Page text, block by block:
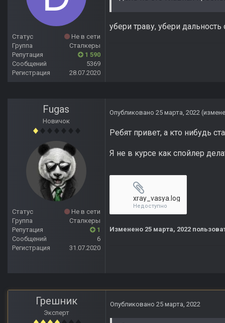
Статус
Не в сети
Группа
Сталкеры
Репутация
1 590
Сообщений
5369
Регистрация
28.07.2020
убери траву, убери
Fugas
Новичок
Статус
Не в сети
Группа
Сталкеры
Репутация
1
Сообщений
6
Регистрация
31.07.2020
Опубликовано 25 марта, 2022
Ребят привет, а кто нибудь
Я не в курсе как спойлер
xray_vasya.log
Недоступно
Изменено 25 марта, 2022
Грешник
Эксперт
Опубликовано 25 марта, 2022